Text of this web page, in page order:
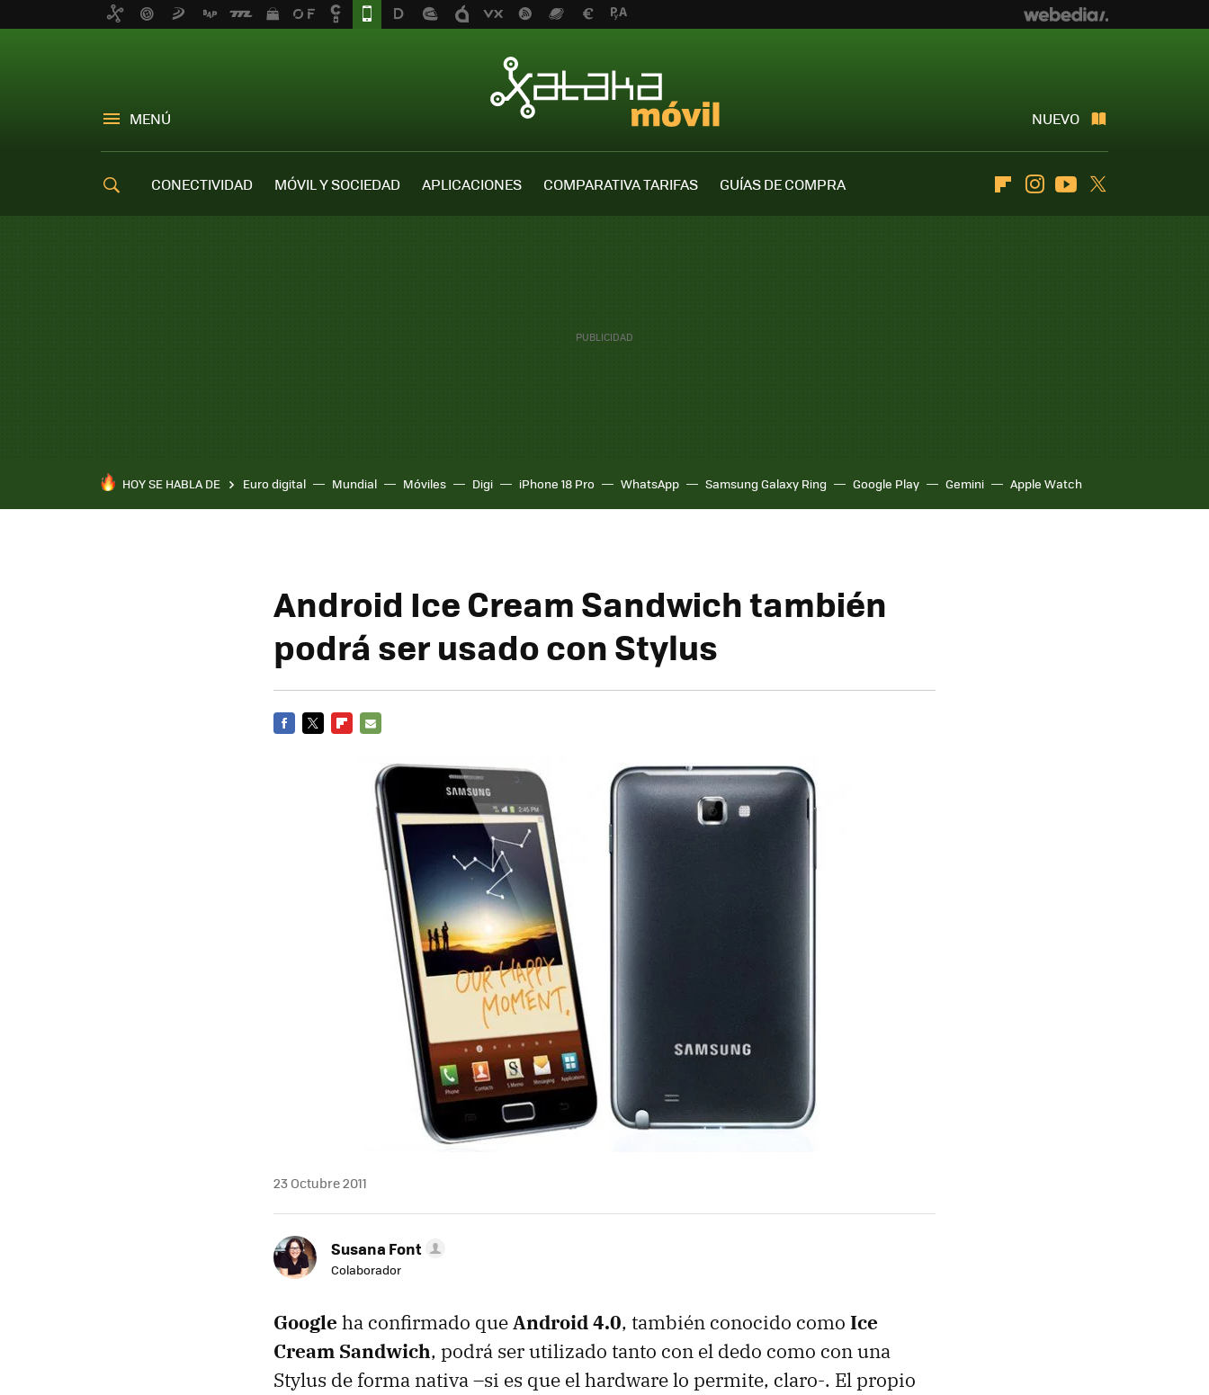
MENÚ NUEVO
CONECTIVIDAD MÓVIL Y SOCIEDAD APLICACIONES COMPARATIVA TARIFAS
GUÍAS DE COMPRA
FlipboardInstagramYoutube
HOY SE HABLA DE Euro digital Mundial Móviles Digi iPhone 18 Pro WhatsApp Samsung Galaxy Ring Google Play Gemini Apple Watch
Android Ice Cream Sandwich también
podrá ser usado con Stylus
MAIL
23 Octubre 2011
Susana Font
Colaborador
Google ha confirmado queAndroid 4.0, también conocido como Ice
Cream Sandwich, podrá ser utilizado tanto con el dedo como con una
Stylus de forma nativa –si es que el hardware lo permite, claro-. El propio